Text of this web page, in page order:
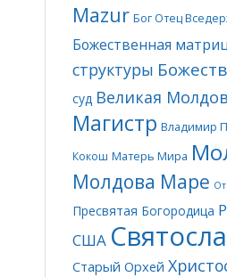
Mazur Бог Отец
Божественная
структуры
суд Великая
Магистр Владимир
Кокош Матерь Мира
Молдова Маре
Пресвятая Богородица
США
Старый Орхей